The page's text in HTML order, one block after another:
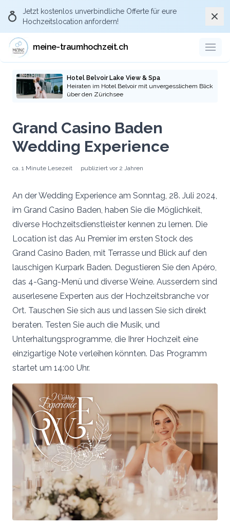
Jetzt kostenlos unverbindliche Offerte für eure
Hochzeitslocation anfordern!
meine-traumhochzeit.ch
Hotel Belvoir Lake View & Spa
Heiraten im Hotel Belvoir mit unvergesslichem Blick
über den Zürichsee
Grand Casino Baden
Wedding Experience
ca. 1 Minute Lesezeit publiziert vor 2 Jahren
An der Wedding Experience am Sonntag, 28. Juli 2024,
im Grand Casino Baden, haben Sie die Möglichkeit,
diverse Hochzeitsdienstleister kennen zu lernen. Die
Location ist das Au Premier im ersten Stock des
Grand Casino Baden, mit Terrasse und Blick auf den
lauschigen Kurpark Baden. Degustieren Sie den Apéro,
das 4-Gang-Menü und diverse Weine. Ausserdem sind
auserlesene Experten aus der Hochzeitsbranche vor
Ort. Tauschen Sie sich aus und lassen Sie sich direkt
beraten. Testen Sie auch die Musik, und
Unterhaltungsprogramme, die Ihrer Hochzeit eine
einzigartige Note verleihen könnten. Das Programm
startet um 14:00 Uhr.